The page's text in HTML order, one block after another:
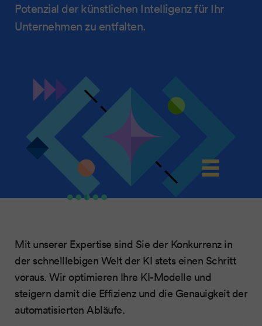
Potenzial der künstlichen Intelligenz für Ihr
Unternehmen zu entfalten.
Mit unserer Expertise sind Sie der Konkurrenz in
der schnelllebigen Welt der KI stets einen Schritt
voraus. Wir optimieren Ihre KI-Modelle und
steigern damit die Effizienz und die Genauigkeit der
automatisierten Abläufe.